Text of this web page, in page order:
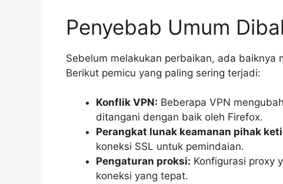
Penyebab Umum
Sebelum melakukan perbaikan, ada baiknya
Berikut pemicu yang paling sering terjadi:
Konflik VPN: Beberapa VPN
ditangani dengan baik oleh Firefox.
Perangkat lunak keamanan pihak
koneksi SSL untuk pemindaian.
Pengaturan proksi: Konfigurasi proxy
koneksi yang tepat.